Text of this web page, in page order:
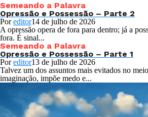
Semeando a Palavra
Opressão e Possessão – Parte 2
Poreditor14 de julho de 2026
A opressão opera de fora para dentro; já a
fora. É sinal...
Semeando a Palavra
Opressão e Possessão – Parte 1
Poreditor13 de julho de 2026
Talvez um dos assuntos mais evitados no
imaginação, impõe medo e...